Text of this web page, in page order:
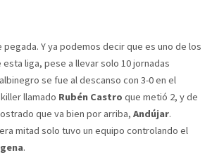
pegada. Y ya podemos decir que es uno de los
liga, pese a llevar solo 10 jornadas
se fue al descanso con 3-0 en el
llamado Rubén Castro que metió 2, y de
que va bien por arriba, Andújar.
mitad solo tuvo un equipo controlando el
.